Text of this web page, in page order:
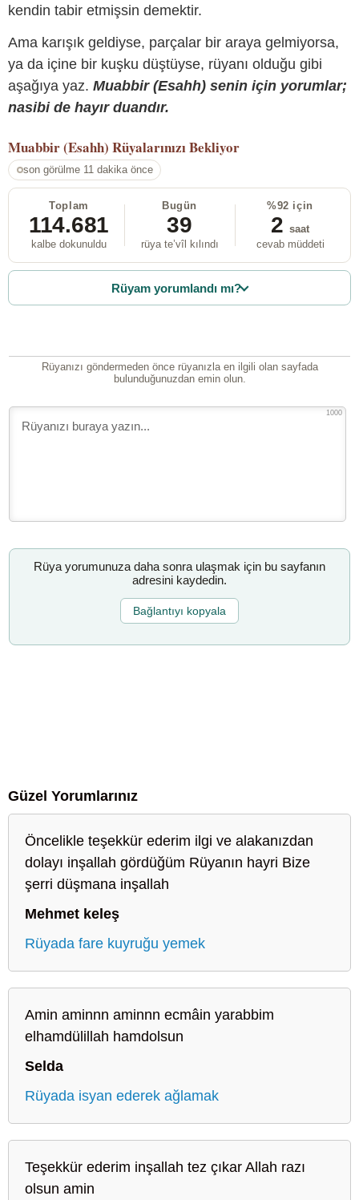
kendin tabir etmişsin demektir.
Ama karışık geldiyse, parçalar bir araya gelmiyorsa,
ya da içine bir kuşku düştüyse, rüyanı olduğu gibi
aşağıya yaz. Muabbir (Esahh) senin için yorumlar;
nasibi de hayır duandır.
Muabbir (Esahh) Rüyalarınızı Bekliyor
son görülme 11 dakika önce
Toplam
114.681
kalbe dokunuldu
Bugün
39
rüya te’vîl kılındı
%92 için
2 saat
cevab müddeti
Rüyam yorumlandı mı?
Rüyanızı göndermeden önce rüyanızla en ilgili olan sayfada
bulunduğunuzdan emin olun.
1000
Rüya yorumunuza daha sonra ulaşmak için bu sayfanın
adresini kaydedin.
Bağlantıyı kopyala
Güzel Yorumlarınız
Öncelikle teşekkür ederim ilgi ve alakanızdan
dolayı inşallah gördüğüm Rüyanın hayri Bize
şerri düşmana inşallah
Mehmet keleş
Rüyada fare kuyruğu yemek
Amin aminnn aminnn ecmâin yarabbim
elhamdülillah hamdolsun
Selda
Rüyada isyan ederek ağlamak
Teşekkür ederim inşallah tez çıkar Allah razı
olsun amin